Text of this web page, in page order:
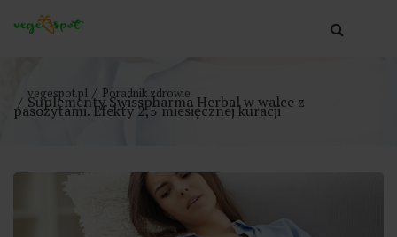
vegespot.pl Poradnik zdrowie
Suplementy Swisspharma Herbal w walce z
pasożytami. Efekty 2,5 miesięcznej kuracji